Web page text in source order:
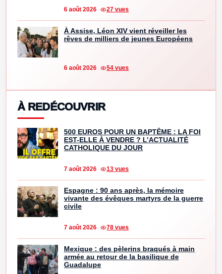
6 août 2026 27 vues
À Assise, Léon XIV vient réveiller les
rêves de milliers de jeunes Européens
6 août 2026 54 vues
À REDÉCOUVRIR
500 EUROS POUR UN BAPTÊME : LA FOI
EST-ELLE À VENDRE ? L’ACTUALITÉ
CATHOLIQUE DU JOUR
7 août 2026 13 vues
Espagne : 90 ans après, la mémoire
vivante des évêques martyrs de la guerre
civile
7 août 2026 78 vues
Mexique : des pèlerins braqués à main
armée au retour de la basilique de
Guadalupe